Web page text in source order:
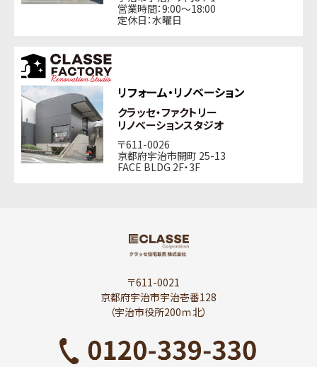
営業時間：9:00〜18:00
定休日：水曜日
リフォーム・リノベーション
クラッセ・ファクトリー
リノベーションスタジオ
〒611-0026
京都府宇治市開町 25-13
FACE BLDG 2F・3F
〒611-0021
京都府宇治市宇治壱番128
（宇治市役所200ｍ北）